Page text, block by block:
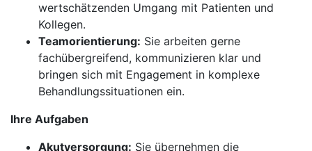
wertschätzenden Umgang mit Patienten und
Kollegen.
Teamorientierung: Sie arbeiten gerne
fachübergreifend, kommunizieren klar und
bringen sich mit Engagement in komplexe
Behandlungssituationen ein.
Ihre Aufgaben
Akutversorgung: Sie übernehmen die